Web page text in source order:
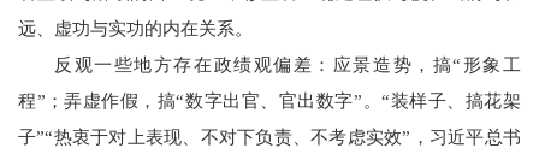
远、虚功与实功的内在关系。
反观一些地方存在政绩观偏差：应景造势，搞“形象工
程”；弄虚作假，搞“数字出官、官出数字”。“装样子、搞花架
子”“热衷于对上表现、不对下负责、不考虑实效”，习近平总书